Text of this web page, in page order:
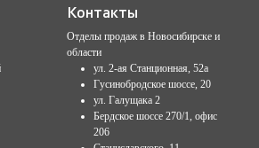
Контакты
Отделы продаж в Новосибирске и
области
ул. 2-ая Станционная, 52а
Гусинобродское шоссе, 20
ул. Галущака 2
Бердское шоссе 270/1, офис
206